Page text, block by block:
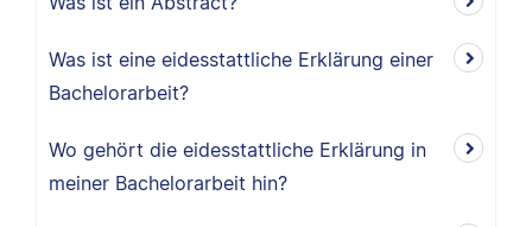
Was ist eine eidesstattliche Erklärung einer
Bachelorarbeit?
Wo gehört die eidesstattliche Erklärung in
meiner Bachelorarbeit hin?